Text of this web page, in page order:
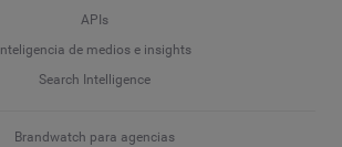
APIs
Inteligencia de medios e insights
Search Intelligence
Brandwatch para agencias